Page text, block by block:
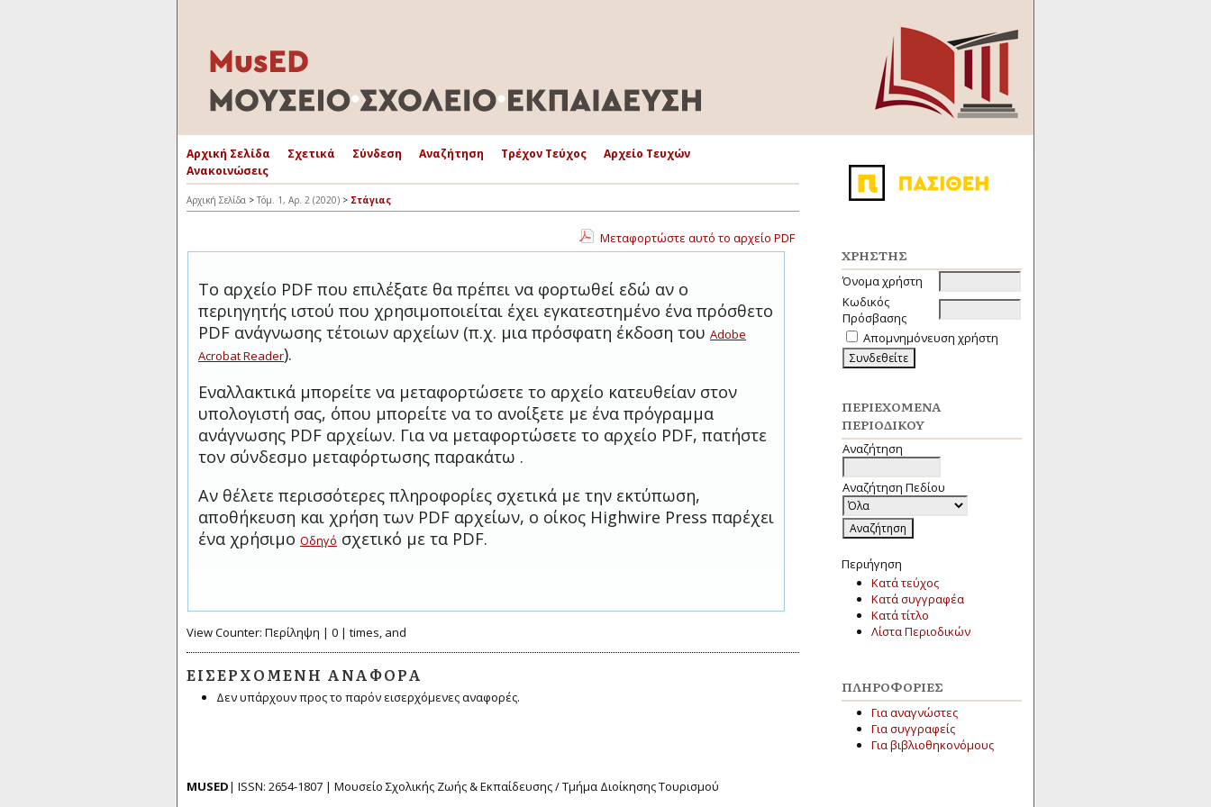
ΧΡΉΣΤΗΣ
Όνομα χρήστη
Κωδικός
Πρόσβασης
Απομνημόνευση χρήστη
ΠΕΡΙΕΧΌΜΕΝΑ
ΠΕΡΙΟΔΙΚΟΎ
Αναζήτηση
Αναζήτηση Πεδίου
Περιήγηση
Κατά τεύχος
Κατά συγγραφέα
Κατά τίτλο
Λίστα Περιοδικών
ΠΛΗΡΟΦΟΡΊΕΣ
Για αναγνώστες
Για συγγραφείς
Για βιβλιοθηκονόμους
Αρχική Σελίδα Σχετικά Σύνδεση Αναζήτηση Τρέχον Τεύχος
Αρχείο Τευχών
Ανακοινώσεις
Αρχική Σελίδα > Τόμ. 1, Αρ. 2 (2020) > Στάγιας
Μεταφορτώστε αυτό το αρχείο PDF
Το αρχείο PDF που επιλέξατε θα πρέπει να φορτωθεί εδώ αν ο
περιηγητής ιστού που χρησιμοποιείται έχει εγκατεστημένο ένα πρόσθετο
PDF ανάγνωσης τέτοιων αρχείων (π.χ. μια πρόσφατη έκδοση του Adobe
Acrobat Reader).
Εναλλακτικά μπορείτε να μεταφορτώσετε το αρχείο κατευθείαν στον
υπολογιστή σας, όπου μπορείτε να το ανοίξετε με ένα πρόγραμμα
ανάγνωσης PDF αρχείων. Για να μεταφορτώσετε το αρχείο PDF, πατήστε
τον σύνδεσμο μεταφόρτωσης παρακάτω .
Αν θέλετε περισσότερες πληροφορίες σχετικά με την εκτύπωση,
αποθήκευση και χρήση των PDF αρχείων, ο οίκος Highwire Press παρέχει
ένα χρήσιμο Οδηγό σχετικό με τα PDF.
View Counter: Περίληψη | 0 | times, and
ΕΙΣΕΡΧΌΜΕΝΗ ΑΝΑΦΟΡΆ
Δεν υπάρχουν προς το παρόν εισερχόμενες αναφορές.
MUSED| ISSN: 2654-1807 | Μουσείο Σχολικής Ζωής & Εκπαίδευσης / Τμήμα Διοίκησης Τουρισμού